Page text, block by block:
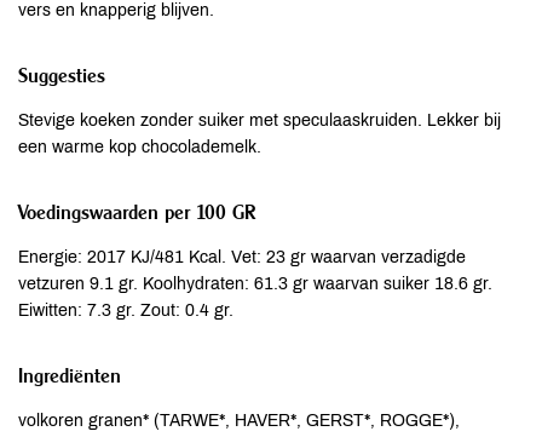
vers en knapperig blijven.
Suggesties
Stevige koeken zonder suiker met speculaaskruiden. Lekker bij
een warme kop chocolademelk.
Voedingswaarden per 100 GR
Energie: 2017 KJ/481 Kcal. Vet: 23 gr waarvan verzadigde
vetzuren 9.1 gr. Koolhydraten: 61.3 gr waarvan suiker 18.6 gr.
Eiwitten: 7.3 gr. Zout: 0.4 gr.
Ingrediënten
volkoren granen* (TARWE*, HAVER*, GERST*, ROGGE*),